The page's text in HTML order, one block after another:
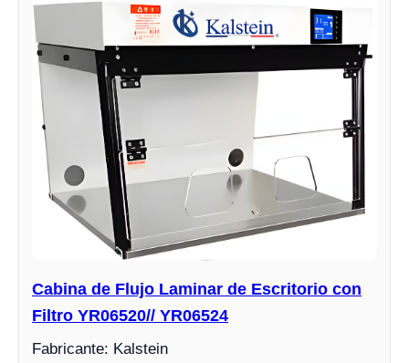
Cabina de Flujo Laminar de Escritorio con
Filtro YR06520// YR06524
Fabricante: Kalstein